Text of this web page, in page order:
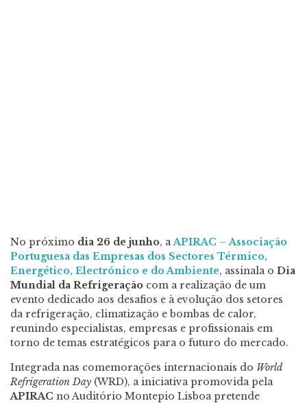
No próximo dia 26 de junho, aAPIRAC –Associação
Portuguesa das Empresas dos Sectores Térmico,
Energético, Electrónico e do Ambiente, assinala o Dia
Mundial da Refrigeração com a realização de um
evento dedicado aos desafios e à evolução dos setores
da refrigeração, climatização e bombas de calor,
reunindo especialistas, empresas e profissionais em
torno de temas estratégicos para o futuro do mercado.
Integrada nas comemorações internacionais do World
Refrigeration Day (WRD), a iniciativa promovida pela
APIRAC no Auditório Montepio Lisboa pretende